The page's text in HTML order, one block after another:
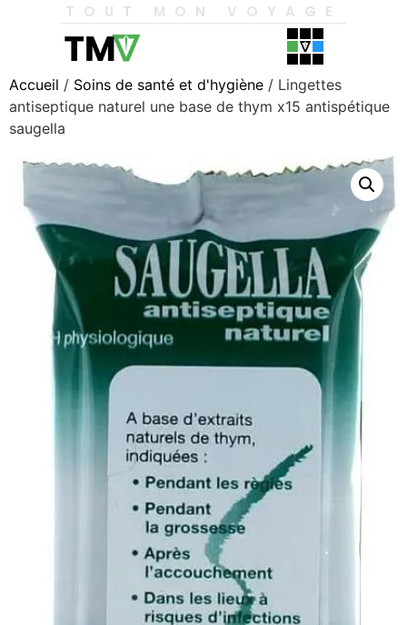
TOUT MON VOYAGE
Accueil / Soins de santé et d'hygiène / Lingettes
antiseptique naturel une base de thym x15 antispétique
saugella